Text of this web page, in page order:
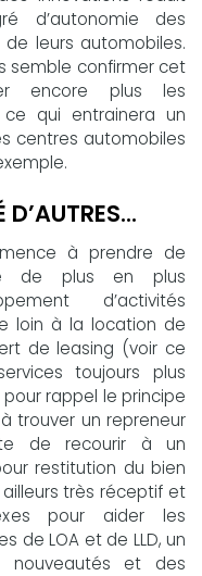
d’autonomie des
leurs automobiles.
semble confirmer cet
encore plus les
ce qui entrainera un
centres automobiles
D’AUTRES…
à prendre de
de plus en plus
d’activités
loin à la location de
de leasing (voir ce
toujours plus
rappel le principe
trouver un repreneur
de recourir à un
restitution du bien
très réceptif et
pour aider les
de LOA et de LLD, un
nouveautés et des